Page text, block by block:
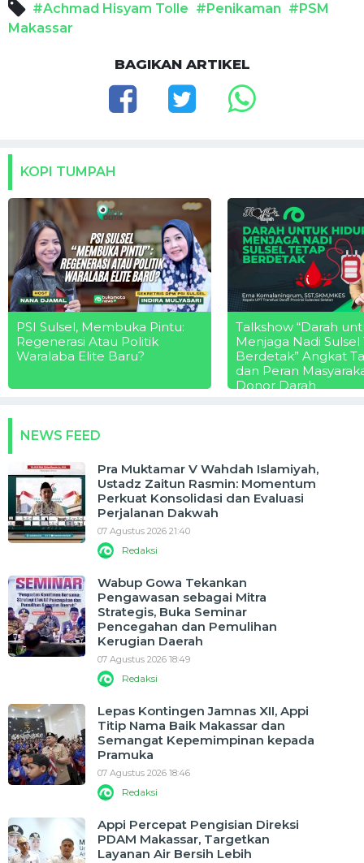
#Achmad Hisyam Tolle #Penikaman #PSM
Makassar
BAGIKAN ARTIKEL
KOPI TUMPAH
PSI Sulsel, Membuka Pintu:
Regenerasi Atau Politik
Waralaba Elite Baru?
Talkshow “Darah
Menjaga Nadi Sulsel
Berdetak” Angkat
dan Peran
Donor Darah
NEWS FEED
Pra Muktamar V Wahdah Islamiyah,
Ustadz Zaitun Rasmin: Momentum
Perkuat Konsolidasi dan Evaluasi
Perjalanan Dakwah
07 Agustus 2026 21:40
Redaksi
Wabup Gowa Tekankan
Pengawasan sebagai Mitra
Strategis, Buka Seminar
Pencegahan dan Pemulihan
Kerugian Daerah
07 Agustus 2026 18:49
Redaksi
Lepas Kontingen Jamnas XII, Appi
Titip Nama Baik Makassar dan
Semangat Kepemimpinan kepada
Pramuka
07 Agustus 2026 18:46
Redaksi
Appi Percepat Pengisian Direksi
PDAM Makassar, Targetkan
Layanan Air Bersih Lebih